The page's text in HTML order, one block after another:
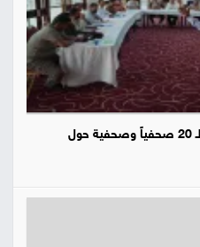
منظمة صدى تنظم ورشة تدريبية لـ 20 صحفياً وصحفية حول